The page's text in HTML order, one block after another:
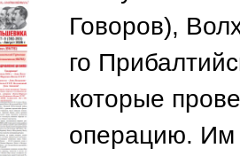
Говоров),
го
которые
операцию. Им